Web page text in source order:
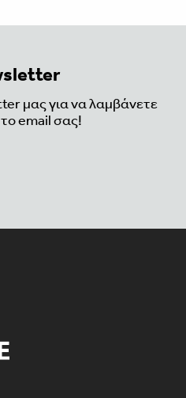
μας για να λαμβάνετε
το email σας!